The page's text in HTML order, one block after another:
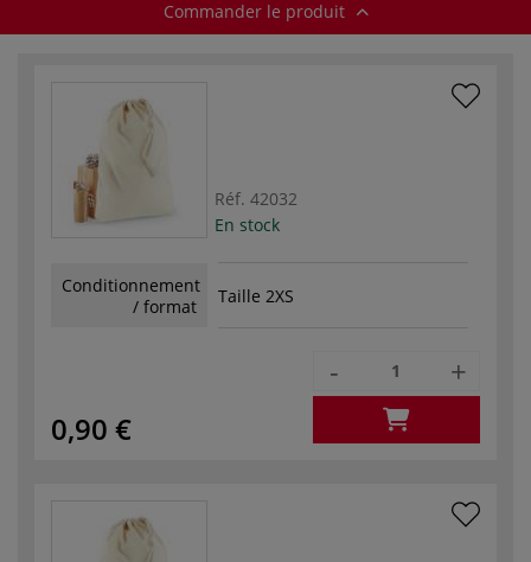
Commander le produit
Réf. 42032
En stock
Conditionnement
/ format
Taille 2XS
0,90 €
- +